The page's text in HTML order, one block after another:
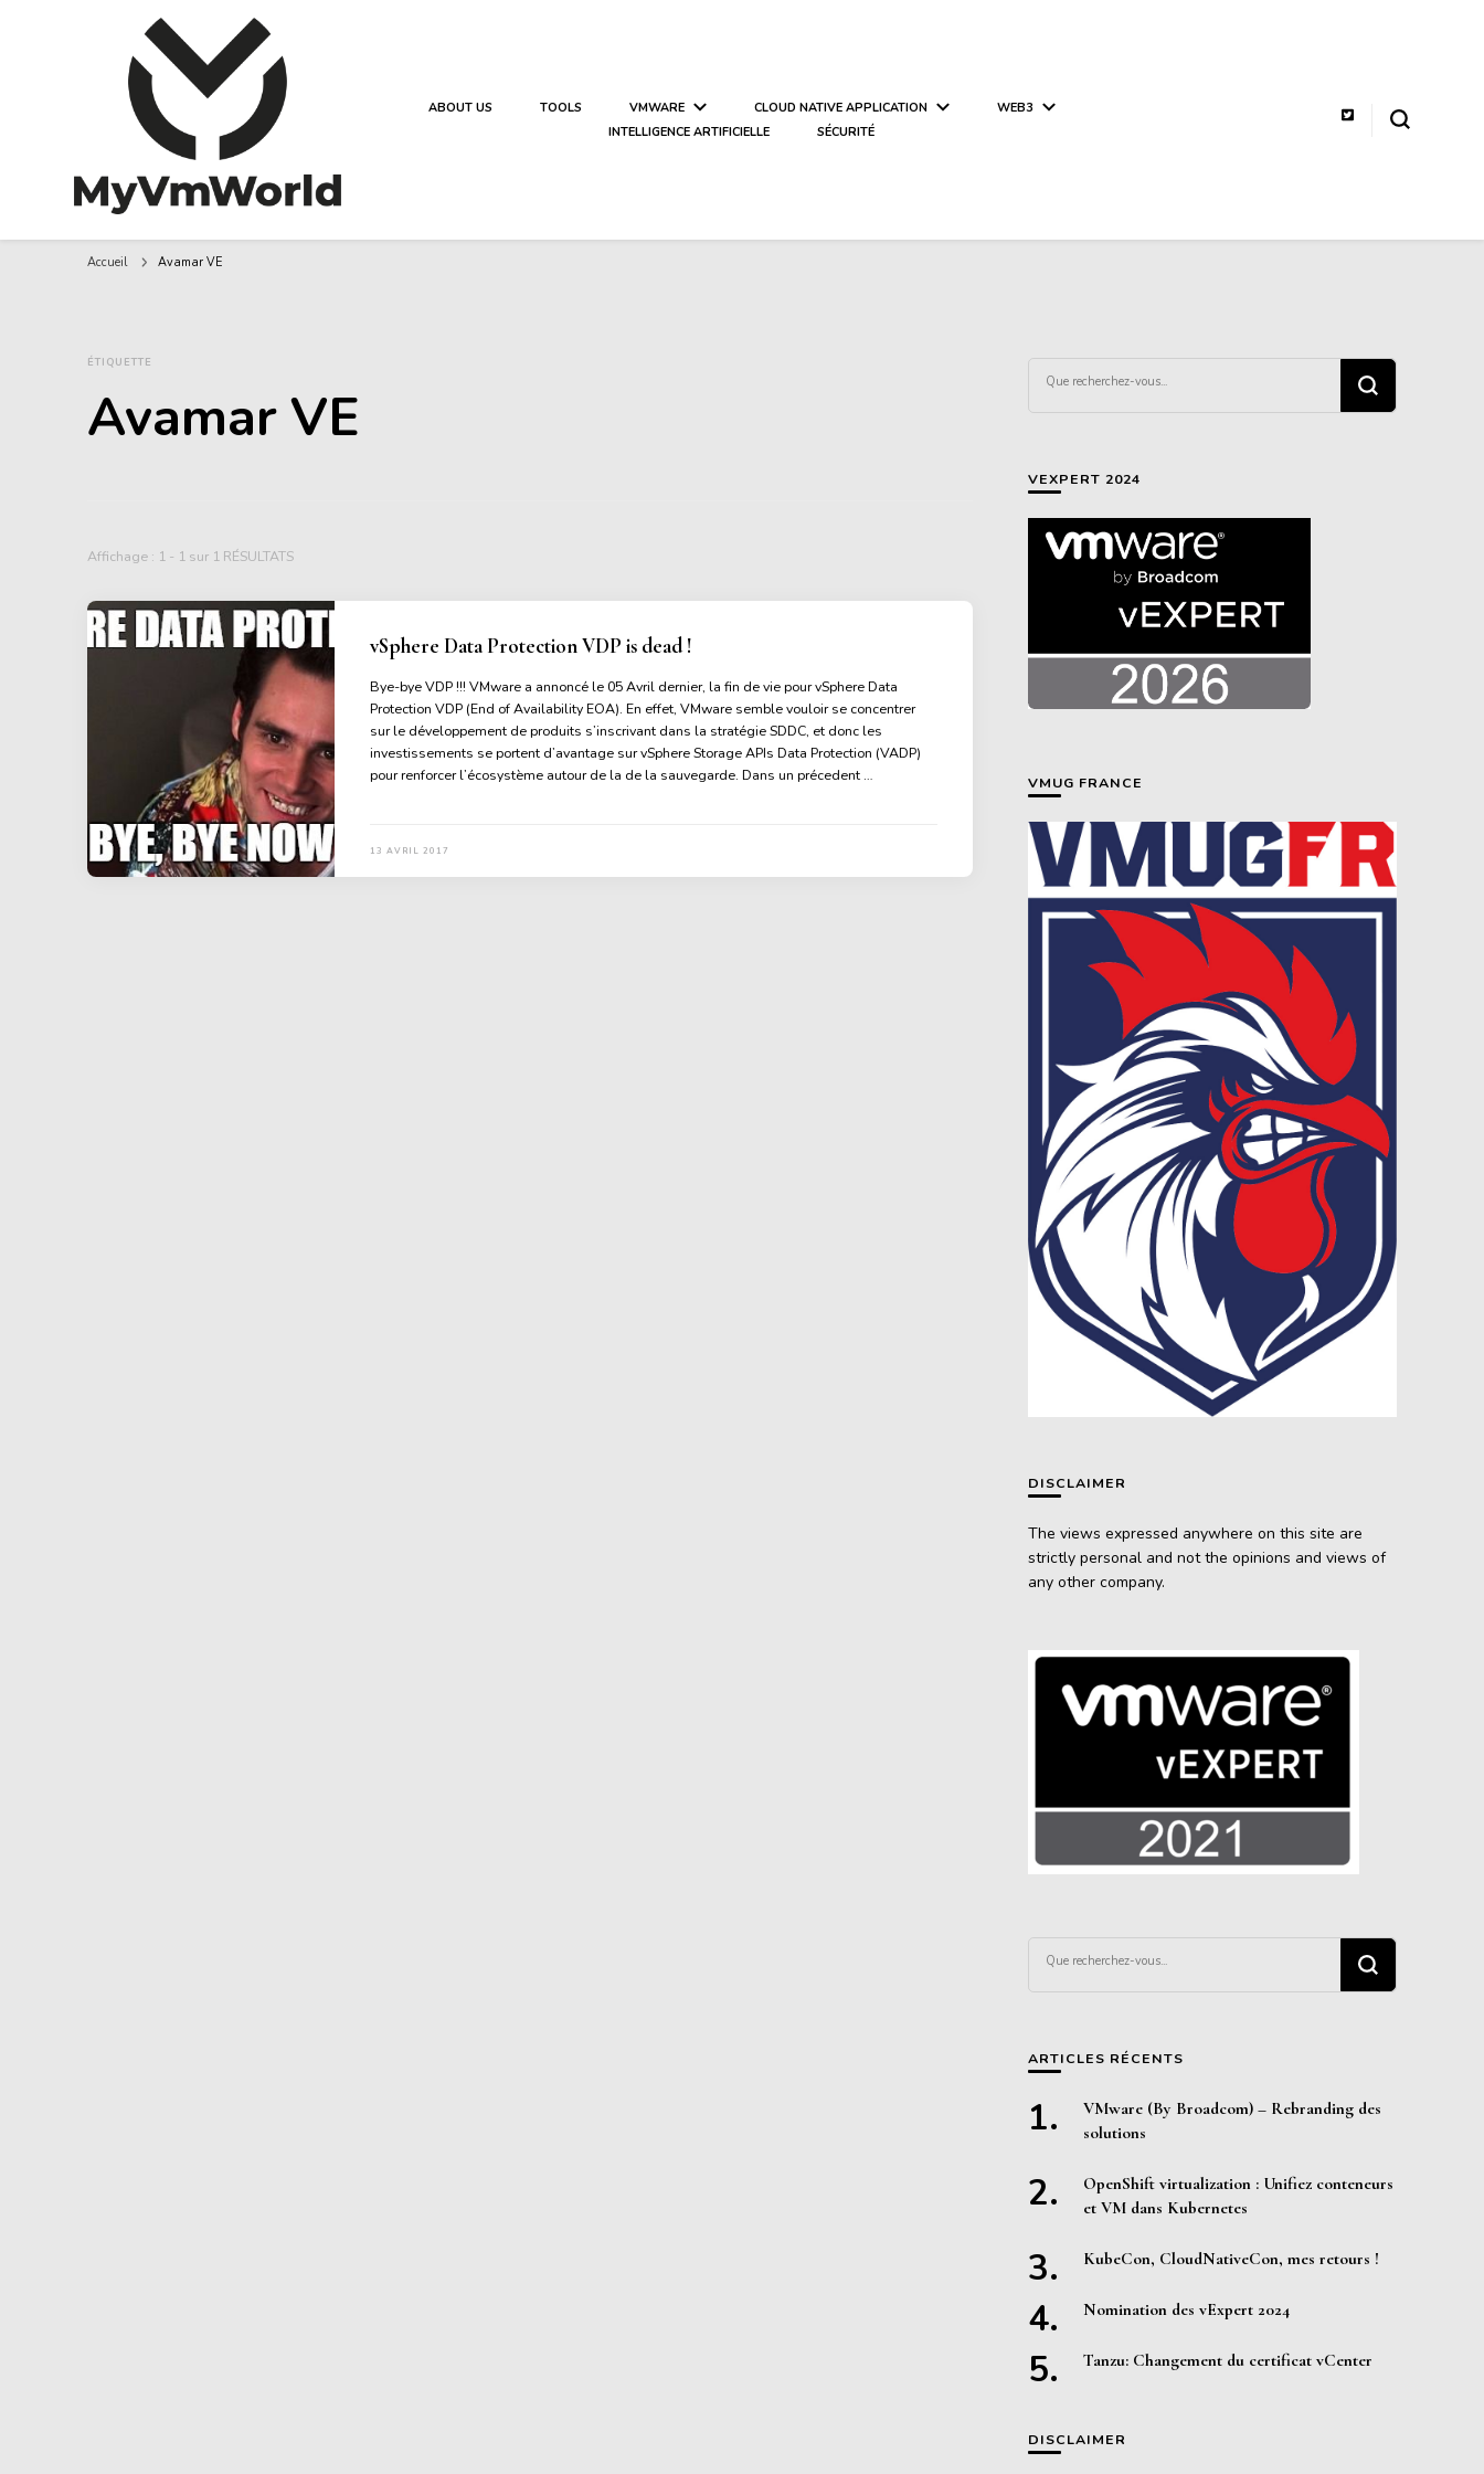
MyVMworld
ABOUT US TOOLS VMWARE CLOUD NATIVE APPLICATION
WEB3
INTELLIGENCE ARTIFICIELLE
SÉCURITÉ
Accueil Avamar VE
ÉTIQUETTE
Avamar VE
Affichage : 1 - 1 sur 1 RÉSULTATS
vSphere Data Protection VDP is dead !
Bye-bye VDP !!! VMware a annoncé le 05 Avril dernier, la fin de vie pour vSphere Data
Protection VDP (End of Availability EOA). En effet, VMware semble vouloir se concentrer
sur le développement de produits s’inscrivant dans la stratégie SDDC, et donc les
investissements se portent d’avantage sur vSphere Storage APIs Data Protection (VADP)
pour renforcer l’écosystème autour de la de la sauvegarde. Dans un précedent …
13 AVRIL 2017
recherchiez
quelque
VEXPERT 2024
VMUG FRANCE
DISCLAIMER
The views expressed anywhere on this site are
strictly personal and not the opinions and views of
any other company.
recherchiez
quelque
ARTICLES RÉCENTS
VMware (By Broadcom) – Rebranding des
solutions
OpenShift virtualization : Unifiez conteneurs
et VM dans Kubernetes
KubeCon, CloudNativeCon, mes retours !
Nomination des vExpert 2024
Tanzu: Changement du certificat vCenter
DISCLAIMER